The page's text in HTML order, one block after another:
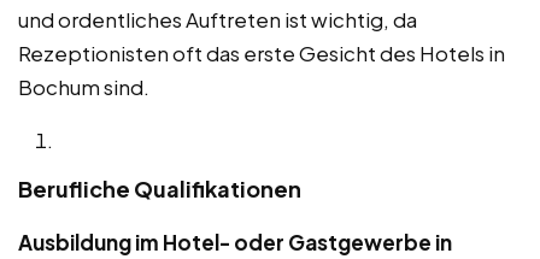
und ordentliches Auftreten ist wichtig, da
Rezeptionisten oft das erste Gesicht des Hotels in
Bochum sind.
Berufliche Qualifikationen
Ausbildung im Hotel- oder Gastgewerbe in